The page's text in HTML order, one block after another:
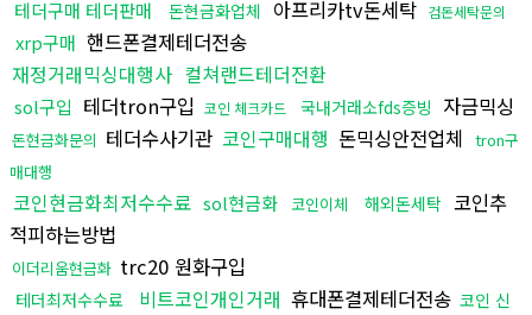
테더구매 테더판매
돈현금화업체 아프리카tv돈세탁 검돈세탁문의
xrp구매 핸드폰결제테더전송
재정거래믹싱대행사 컬쳐랜드테더전환
sol구입 테더tron구입 코인 체크카드 국내거래소fds증빙 자금믹싱
돈현금화문의 테더수사기관 코인구매대행 돈믹싱안전업체 tron구
매대행
코인현금화최저수수료 sol현금화 코인이체 해외돈세탁 코인추
적피하는방법
이더리움현금화 trc20 원화구입
테더최저수수료 비트코인개인거래 휴대폰결제테더전송 코인 신